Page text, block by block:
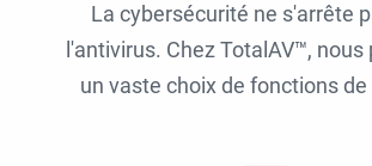
La cybersécurité ne s'arrête
l'antivirus. Chez TotalAV™,
un vaste choix de fonctions